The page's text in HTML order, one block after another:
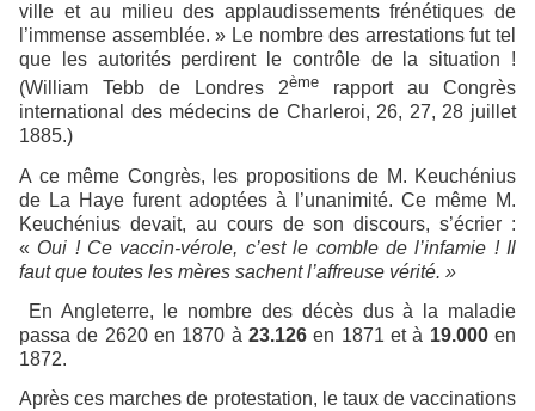
ville et au milieu des applaudissements frénétiques de
l’immense assemblée. » Le nombre des arrestations fut tel
que les autorités perdirent le contrôle de la situation !
(William Tebb de Londres 2ème rapport au Congrès
international des médecins de Charleroi, 26, 27, 28 juillet
1885.)
A ce même Congrès, les propositions de M. Keuchénius
de La Haye furent adoptées à l’unanimité. Ce même M.
Keuchénius devait, au cours de son discours, s’écrier :
« Oui ! Ce vaccin-vérole, c’est le comble de l’infamie ! Il
faut que toutes les mères sachent l’affreuse vérité. »
En Angleterre, le nombre des décès dus à la maladie
passa de 2620 en 1870 à 23.126 en 1871 et à 19.000en
1872.
Après ces marches de protestation, le taux de vaccinations